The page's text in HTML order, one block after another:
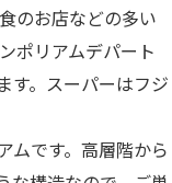
のお店などの多い
ポリアムデパート
す。スーパーはフジ
ムです。高層階から